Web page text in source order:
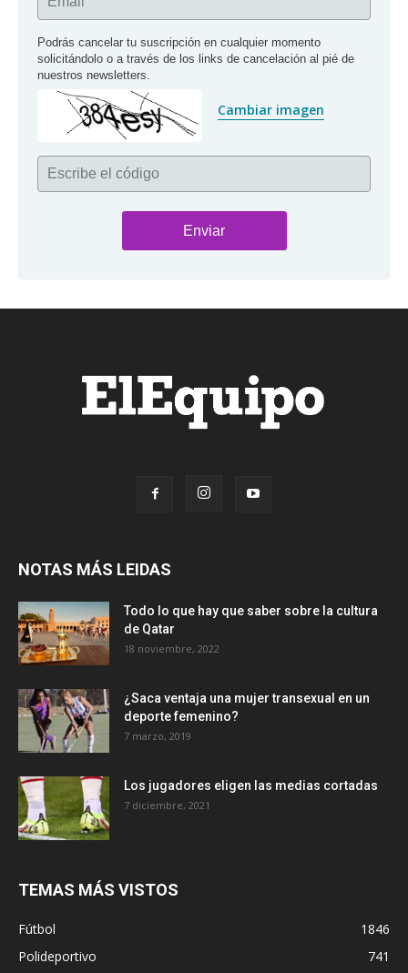
Podrás cancelar tu suscripción en cualquier momento
solicitándolo o a través de los links de cancelación al pié de
nuestros newsletters.
Cambiar imagen
Escribe el código
NOTAS MÁS LEIDAS
Todo lo que hay que saber sobre la cultura
de Qatar
18 noviembre, 2022
¿Saca ventaja una mujer transexual en un
deporte femenino?
7 marzo, 2019
Los jugadores eligen las medias cortadas
7 diciembre, 2021
TEMAS MÁS VISTOS
Fútbol
1846
Polideportivo
741